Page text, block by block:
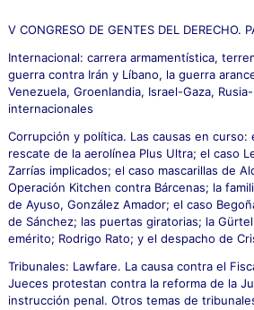
p
r
:
V CONGRESO DE GENTES DEL DERECHO.
Internacional: carrera armamentística,
guerra contra Irán y Líbano, la guerra
Venezuela, Groenlandia, Israel-Gaza,
internacionales
Corrupción y política. Las causas en curso:
rescate de la aerolínea Plus Ultra; el caso
Zarrías implicados; el caso mascarillas de
Operación Kitchen contra Bárcenas; la
de Ayuso, González Amador; el caso
de Sánchez; las puertas giratorias; la
emérito; Rodrigo Rato; y el despacho de
Tribunales: Lawfare. La causa contra el
Jueces protestan contra la reforma de la
instrucción penal. Otros temas de